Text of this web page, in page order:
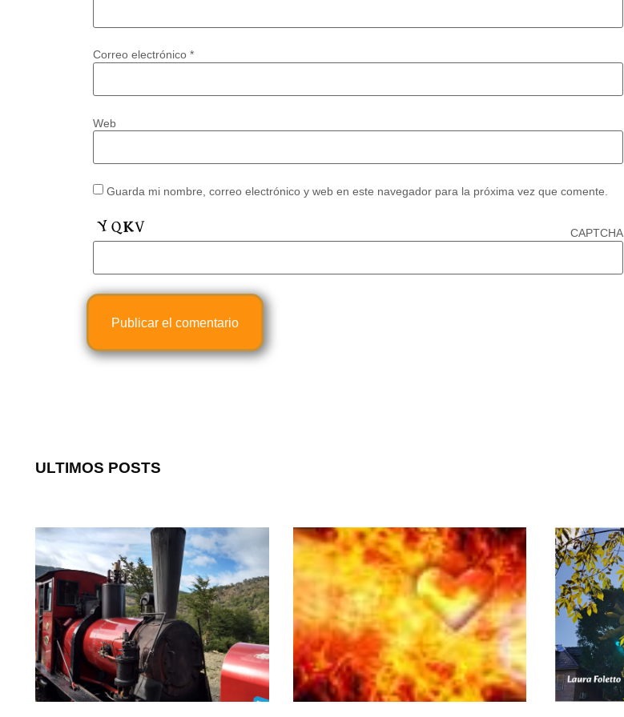
Correo electrónico *
Web
Guarda mi nombre, correo electrónico y web en este navegador para la próxima vez que comente.
CAPTCHA
ULTIMOS POSTS